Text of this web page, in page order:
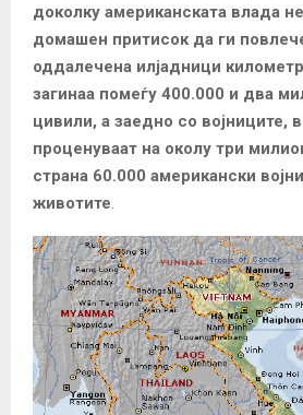
доколку американската влада
домашен притисок да ги
оддалечена илјадници
загинаа помеѓу 400.000 и два
цивили, а заедно со војниците,
проценуваат на околу три
страна 60.000 американски
животите